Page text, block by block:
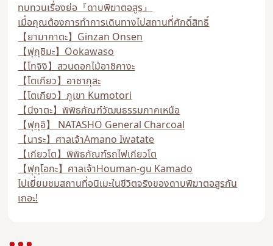
ทบทวนเรื่องย่อ『ดาบพิฆาตอสูร』
เมื่อคุณต้องการทำการเดินทางไปสถานที่ศักดิ์สิทธิ์
【ยามากาตะ】Ginzan Onsen
【ฟุกุชิมะ】Ookawaso
【โทจิงิ】สวนดอกไม้อาชิคางะ
【โตเกียว】อาซากุสะ
【โตเกียว】ภูเขา Kumotori
【นีงาตะ】พิพิธภัณฑ์วัฒนธรรมภาคเหนือ
【ฟุกุอิ】 NATASHO General Charcoal
【นาระ】ศาลเจ้าAmano Iwatate
【เกียวโต】พิพิธภัณฑ์รถไฟเกียวโต
【ฟุกุโอกะ】ศาลเจ้าHouman-gu Kamado
ไปเยี่ยมชมสถานที่อนิเมะในชีวิตจริงของดาบพิฆาตอสูรกัน
เถอะ!